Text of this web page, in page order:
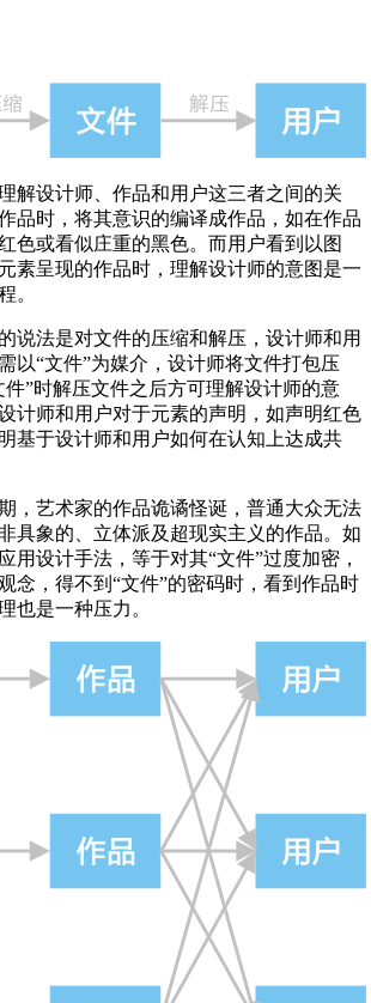
解设计师、作品和用户这三者之间的关
品时，将其意识的编译成作品，如在作品
色或看似庄重的黑色。而用户看到以图
素呈现的作品时，理解设计师的意图是一
。
说法是对文件的压缩和解压，设计师和用
以“文件”为媒介，设计师将文件打包压
”时解压文件之后方可理解设计师的意
计师和用户对于元素的声明，如声明红色
基于设计师和用户如何在认知上达成共
，艺术家的作品诡谲怪诞，普通大众无法
具象的、立体派及超现实主义的作品。如
用设计手法，等于对其“文件”过度加密，
念，得不到“文件”的密码时，看到作品时
也是一种压力。